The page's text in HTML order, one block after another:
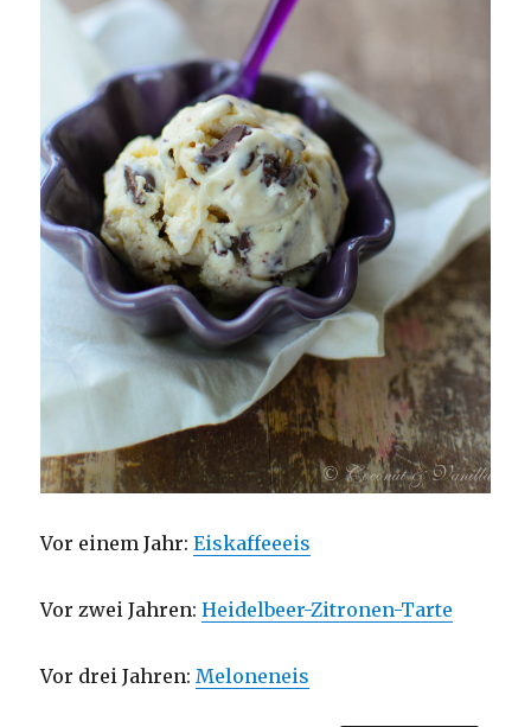
Vor einem Jahr:Eiskaffeeeis
Vor zwei Jahren:Heidelbeer-Zitronen-Tarte
Vor drei Jahren:Meloneneis